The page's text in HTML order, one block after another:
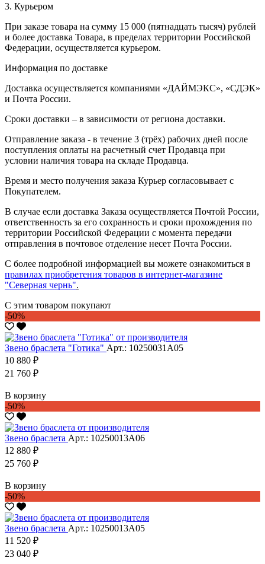
3. Курьером
При заказе товара на сумму 15 000 (пятнадцать тысяч) рублей
и более доставка Товара, в пределах территории Российской
Федерации, осуществляется курьером.
Информация по доставке
Доставка осуществляется компаниями «ДАЙМЭКС», «СДЭК»
и Почта России.
Сроки доставки – в зависимости от региона доставки.
Отправление заказа - в течение 3 (трёх) рабочих дней после
поступления оплаты на расчетный счет Продавца при
условии наличия товара на складе Продавца.
Время и место получения заказа Курьер согласовывает с
Покупателем.
В случае если доставка Заказа осуществляется Почтой России,
ответственность за его сохранность и сроки прохождения по
территории Российской Федерации с момента передачи
отправления в почтовое отделение несет Почта России.
С более подробной информацией вы можете ознакомиться в
правилах приобретения товаров в интернет-магазине
"Северная чернь".
С этим товаром покупают
-50%
Звено браслета "Готика" Арт.: 10250031А05
10 880 ₽
21 760 ₽
В корзину
-50%
Звено браслета Арт.: 10250013А06
12 880 ₽
25 760 ₽
В корзину
-50%
Звено браслета Арт.: 10250013А05
11 520 ₽
23 040 ₽